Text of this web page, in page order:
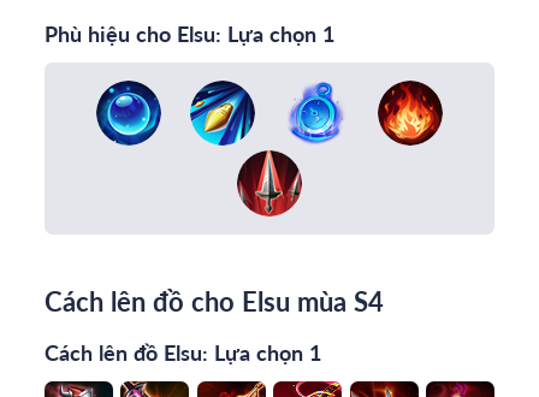
Phù hiệu cho Elsu: Lựa chọn 1
Cách lên đồ cho Elsu mùa S4
Cách lên đồ Elsu: Lựa chọn 1